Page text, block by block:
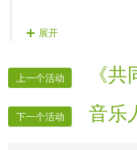
【晚会顾问
【晚会协调】
展开
上一个活动 《
下一个活动 音乐